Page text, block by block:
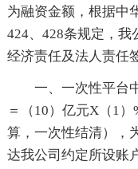
为融资金额，根据中
424、428条规定，我
经济责任及法人责任
一、一次性平台
＝（10）亿元X（1
算，一次性结清），
达我公司约定所设账